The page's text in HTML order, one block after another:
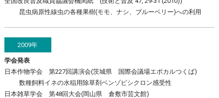
昆虫病原性線虫の各種果樹(モモ、ナシ、ブルーベリー)への利用
2009年
学会発表
日本作物学会 第227回講演会(茨城県 国際会議場エポカルつくば)
数種飼料イネの水稲用除草剤ベンゾビシクロン感受性
日本雑草学会 第48回大会(岡山県 倉敷市芸文館)